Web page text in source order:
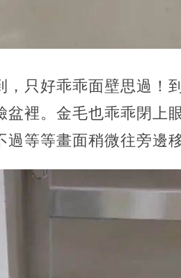
，只好乖乖面壁思過！
盆裡。金毛也乖乖閉上
過等等畫面稍微往旁